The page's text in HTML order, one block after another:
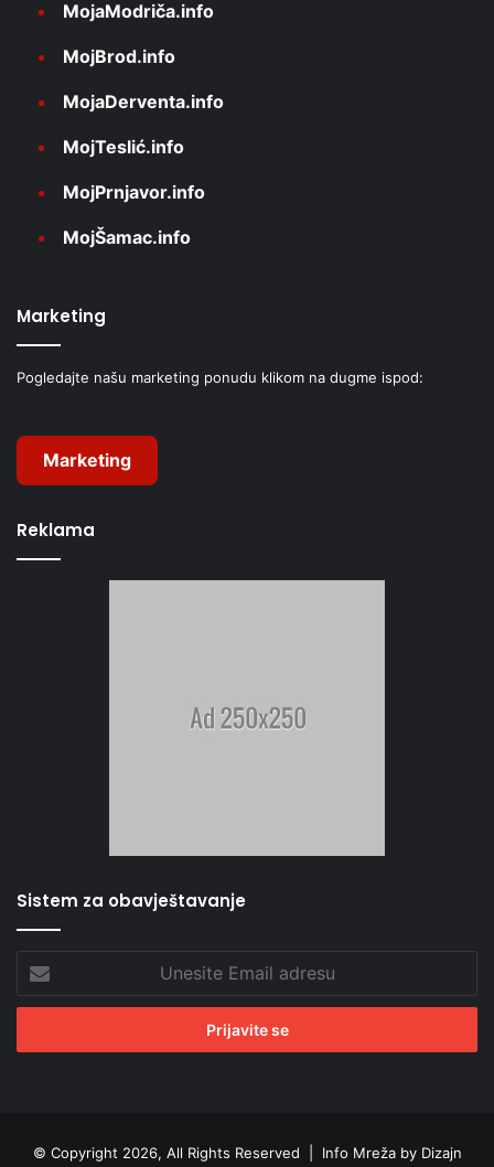
MojaModriča.info
MojBrod.info
MojaDerventa.info
MojTeslić.info
MojPrnjavor.info
MojŠamac.info
Marketing
Pogledajte našu marketing ponudu klikom na dugme ispod:
Marketing
Reklama
Sistem za obavještavanje
Email
adresu
© Copyright 2026, All Rights Reserved | Info Mreža by Dizajn